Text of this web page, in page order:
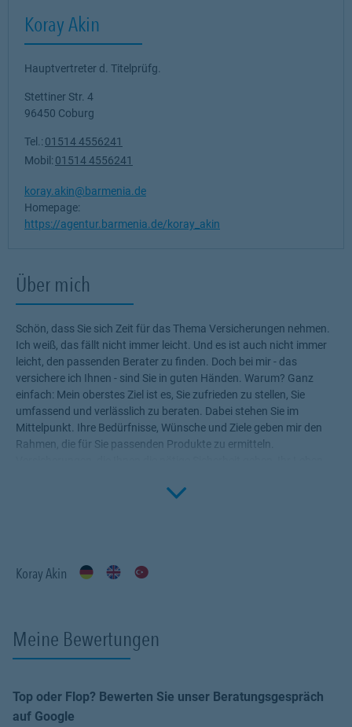
Über mich
Schön, dass Sie sich Zeit für das Thema Versicherungen nehmen.
Ich weiß, das fällt nicht immer leicht. Und es ist auch nicht immer
leicht, den passenden Berater zu finden. Doch bei mir - das
versichere ich Ihnen - sind Sie in guten Händen. Warum? Ganz
einfach: Mein oberstes Ziel ist es, Sie zufrieden zu stellen, Sie
umfassend und verlässlich zu beraten. Dabei stehen Sie im
Mittelpunkt. Ihre Bedürfnisse, Wünsche und Ziele geben mir den
Rahmen, die für Sie passenden Produkte zu ermitteln.
Fachwissen, meiner Begeisterung für alle Fragen rund um das
Click to
Koray Akin
Koray Akin
Hauptvertreter d. Titelprüfg.
Stettiner Str. 4
96450 Coburg
Tel.: 01514 4556241
Mobil: 01514 4556241
koray.akin@barmenia.de
Homepage:
https://agentur.barmenia.de/koray_akin
Meine Bewertungen
Top oder Flop? Bewerten Sie unser Beratungsgespräch
auf Google